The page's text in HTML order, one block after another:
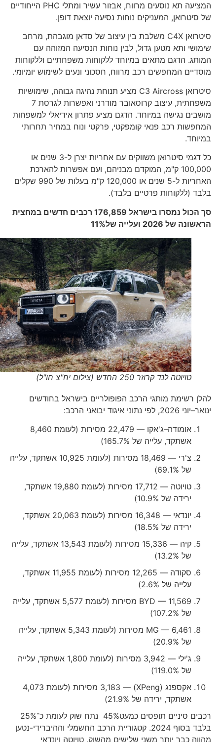
המציעה תא נוסעים מרווח, אבזור עשיר ומתלי PHC הייחודיים
של סיטרואן, המעניקים נוחות נסיעה יוצאת דופן.
סיטרואן C4X משלבת בין עיצוב של סדאן מוגבהת, מרחב
שימושי ותא מטען גדול, לבין נוחות הנסיעה המזוהה עם
המותג. הדגם מתאים במיוחד ללקוחות משפחתיים וללקוחות
מוסדיים המחפשים רכב מרווח, חסכוני ונעים לשימוש יומיומי.
סיטרואן C3 Aircross מציע תנוחת נהיגה גבוהה, שימושיות
משפחתית, עיצוב קרוסאובר מודרני ואפשרות לגרסת 7
מושבים נגישה במיוחד. הדגם מציע פתרון אידיאלי למשפחות
המחפשות רכב פנאי קומפקטי, פרקטי ונוח במחיר תחרותי
במיוחד.
כל דגמי סיטרואן משווקים עם אחריות יצרן ל-3 שנים או
100,000 ק"מ, המוקדם מבניהם, ועם אפשרות להארכת
האחריות ל-5 שנים או 120,000 ק"מ בעלות של 990 שקלים
בלבד (ללקוחות פרטיים בלבד).
סך הכול נמסרו בישראל176,859 רכבים חדשים במחצית
הראשונה של 2026 ועלייה של
11%‎
טויוטה לנד קרוזר 250 החדש (צילום יח"צ חו"ל)
להלן רשימת מותגי הרכב הפופולריים בישראל בחודשים
ינואר–יוני 2026, לפי נתוני איגוד יבואני הרכב:
אומודה–ג'אקו — 22,479 מסירות (לעומת 8,460
אשתקד, עלייה של ‎165.7%‎)
צ'רי — 18,469 מסירות (לעומת 10,925 אשתקד, עלייה
של ‎69.1%‎)
טויוטה — 17,712 מסירות (לעומת 19,880 אשתקד,
ירידה של ‎10.9%‎)
יונדאי — 16,348 מסירות (לעומת 20,063 אשתקד,
ירידה של ‎18.5%‎)
קיה — 15,336 מסירות (לעומת 13,543 אשתקד, עלייה
של ‎13.2%‎)
סקודה — 12,265 מסירות (לעומת 11,955 אשתקד,
עלייה של ‎2.6%‎)
BYD — 11,569 מסירות (לעומת 5,577 אשתקד, עלייה
של ‎107.2%‎)
MG — 6,461 מסירות (לעומת 5,343 אשתקד, עלייה
של ‎20.9%‎)
ג'ילי — 3,942 מסירות (לעומת 1,800 אשתקד, עלייה
של ‎119.0%‎)
אקספנג (XPeng) — 3,183 מסירות (לעומת 4,073
אשתקד, ירידה של ‎21.9%‎)
רכבים סיניים תופסים כמעט45% נתח שוק לעומת כ־25%
בלבד בסוף 2024. קטגוריית הרכב החשמלי וההיברידי-נטען
מהווה כבר יותר משני שלישים מהשוק. טויוטה ויונדאי